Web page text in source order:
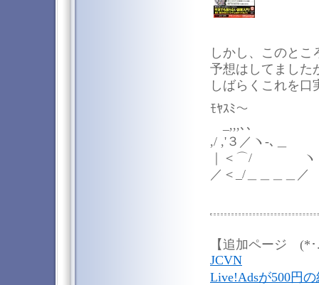
しかし、このと
予想はしてました
しばらくこれを口
ﾓﾔｽﾐ～
_,,,､､
,/ ,'３／ヽ-､＿
｜＜⌒/ ヽ
／＜_/＿＿＿＿／
【追加ページ (*･
JCVN
Live!Adsが500円